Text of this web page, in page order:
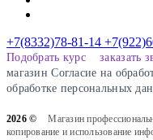
+7(8332)78-81-14
Подобрать курс заказать
магазинCогласие на
обработке персональных
2026 ©
Магазин
копирование и использование